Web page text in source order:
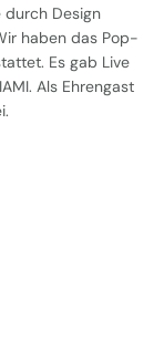
durch Design
haben das Pop-
Es gab Live
Als Ehrengast